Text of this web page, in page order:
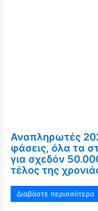
Αναπληρωτές
φάσεις, όλα τα
για σχεδόν
τέλος της
Διαβάστε περισσότερα